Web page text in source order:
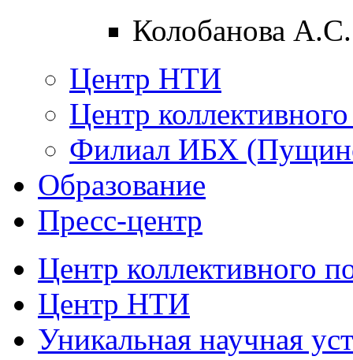
Колобанова А.С.
Центр НТИ
Центр
Филиал ИБХ
Образование
Пресс-центр
Центр коллективного
Центр НТИ
Уникальная научная